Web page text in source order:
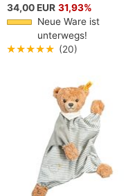
34,00 EUR 31,93%
Neue Ware ist
unterwegs!
★★★★★ (20)